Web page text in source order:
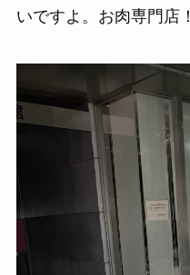
いですよ。お肉専門店！